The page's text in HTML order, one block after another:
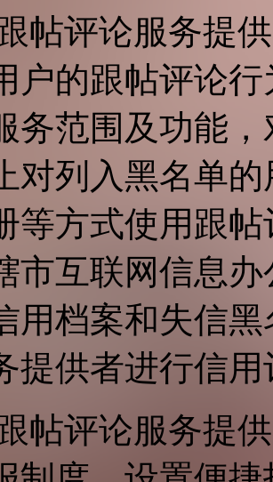
帖评论服务提
户的跟帖评论
务范围及功能
对列入黑名单
等方式使用跟
市互联网信息
用档案和失信
提供者进行信用
帖评论服务提